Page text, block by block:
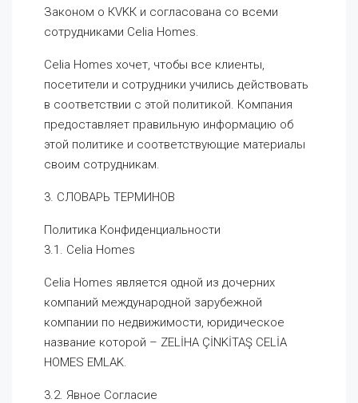
Законом о КVKК и согласована со всеми
сотрудниками Celia Homes.
Celia Homes хочет, чтобы все клиенты,
посетители и сотрудники учились действовать
в соответствии с этой политикой. Компания
предоставляет правильную информацию об
этой политике и соответствующие материалы
своим сотрудникам.
3. СЛОВАРЬ ТЕРМИНОВ
Политика Конфиденциальности
3.1. Celia Homes
Celia Homes является одной из дочерних
компаний международной зарубежной
компании по недвижимости, юридическое
название которой – ZELİHA ÇİNKİTAŞ CELİA
HOMES EMLAK.
3.2. Явное Согласие